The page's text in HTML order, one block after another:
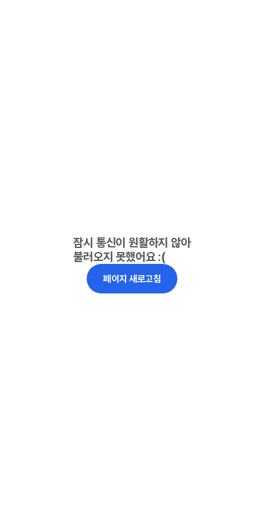
잠시 통신이 원활하지 않아
불러오지 못했어요 :(
페이지 새로고침